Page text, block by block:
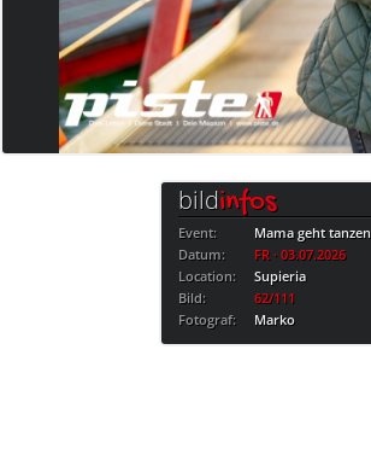
bildinfos
Event:
Mama geht tanzen
Datum:
FR · 03.07.2026
Location:
Supieria
Bild:
62/111
Fotograf:
Marko